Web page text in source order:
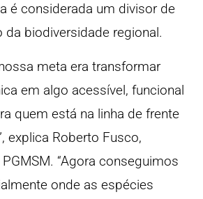
é considerada um divisor de
da biodiversidade regional.
meta era transformar
em algo acessível, funcional
quem está na linha de frente
explica Roberto Fusco,
“Agora conseguimos
onde as espécies